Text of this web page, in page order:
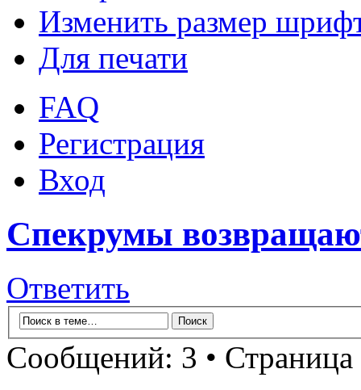
Изменить размер
Для печати
FAQ
Регистрация
Вход
Спекрумы
Ответить
Сообщений: 3 • Страница